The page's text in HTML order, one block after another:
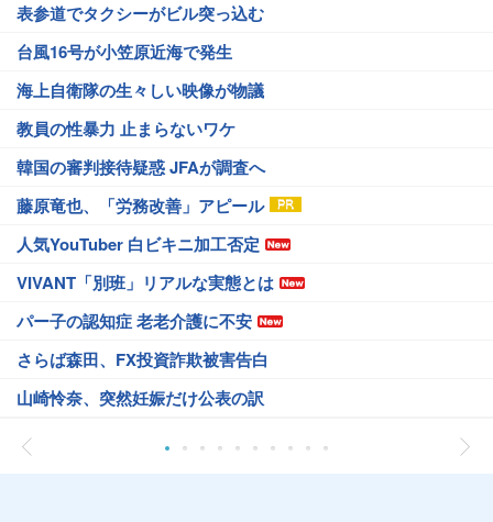
表参道でタクシーがビル突っ込む
台風16号が小笠原近海で発生
海上自衛隊の生々しい映像が物議
教員の性暴力 止まらないワケ
韓国の審判接待疑惑 JFAが調査へ
藤原竜也、「労務改善」アピール
人気YouTuber 白ビキニ加工否定
VIVANT「別班」リアルな実態とは
パー子の認知症 老老介護に不安
さらば森田、FX投資詐欺被害告白
山崎怜奈、突然妊娠だけ公表の訳